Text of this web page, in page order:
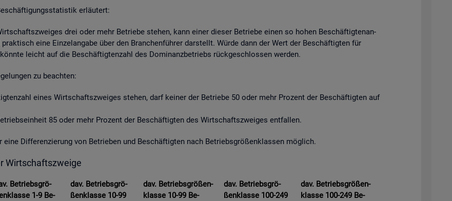
er­läu­tert:
drei oder mehr Be­trie­be ste­hen, kann einer die­ser Be­trie­be einen so hohen Be­schäf­tig­ten­an­
eine Ein­zel­an­ga­be über den Bran­chen­füh­rer dar­stellt. Würde dann der Wert der Be­schäf­tig­ten für
leicht auf die Be­schäf­tig­ten­zahl des Do­mi­nanz­be­triebs rück­ge­schlos­sen wer­den.
zu be­ach­ten:
eines Wirt­schafts­zwei­ges ste­hen, darf kei­ner der Be­trie­be 50 oder mehr Pro­zent der Be­schäf­tig­ten auf
85 oder mehr Pro­zent der Be­schäf­tig­ten des Wirt­schafts­zwei­ges ent­fal­len.
Dif­fe­ren­zie­rung von Be­trie­ben und Be­schäf­tig­ten nach Be­triebs­grö­ßen­klas­sen mög­lich.
Wirt­schafts­zwei­ge
Be­triebs­grö­
1-9 Be­
dav. Be­triebs­grö­
ßen­klas­se 10-99
dav. Be­triebs­grö­ßen­
klas­se 10-99 Be­
dav. Be­triebs­grö­
ßen­klas­se 100-249
dav. Be­triebs­grö­ßen­
klas­se 100-249 Be­